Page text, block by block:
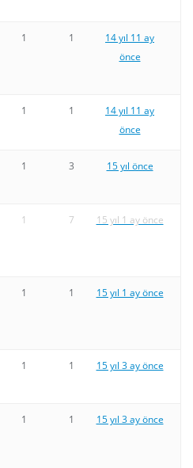
1 1
14 yıl 11 ay
önce
1 1
14 yıl 11 ay
önce
1 3 15 yıl önce
1 7 15 yıl 1 ay önce
1 1 15 yıl 1 ay önce
1 1 15 yıl 3 ay önce
1 1 15 yıl 3 ay önce